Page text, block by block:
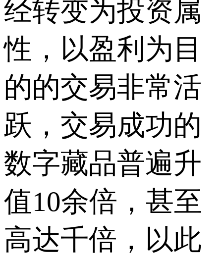
经转变为投资属
性，以盈利为目
的的交易非常活
跃，交易成功的
数字藏品普遍升
值10余倍，甚至
高达千倍，以此